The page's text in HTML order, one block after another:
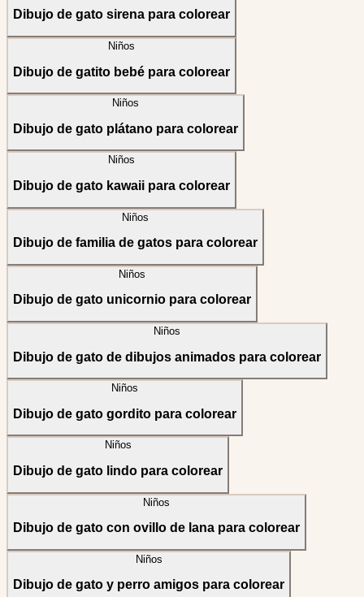
Dibujo de gato sirena para colorear
Niños
Dibujo de gatito bebé para colorear
Niños
Dibujo de gato plátano para colorear
Niños
Dibujo de gato kawaii para colorear
Niños
Dibujo de familia de gatos para colorear
Niños
Dibujo de gato unicornio para colorear
Niños
Dibujo de gato de dibujos animados para colorear
Niños
Dibujo de gato gordito para colorear
Niños
Dibujo de gato lindo para colorear
Niños
Dibujo de gato con ovillo de lana para colorear
Niños
Dibujo de gato y perro amigos para colorear